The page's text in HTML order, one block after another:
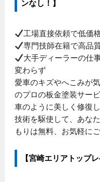
ンなし！】
工場直接依頼で低価
専門技師在籍で高品
大手ディーラーの仕
変わらず
愛車のキズやへこみが
のプロの板金塗装サー
車のように美しく修復
技術を駆使して、あな
もりは無料、お気軽に
【宮崎エリアトップ